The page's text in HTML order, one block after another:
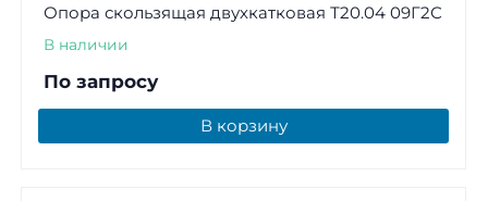
Опора скользящая двухкатковая Т20.04 09Г2С
В наличии
По запросу
В корзину